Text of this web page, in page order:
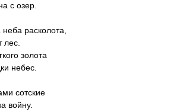
с озер.
расколота,
лес.
золота
небес.
сотские
войну.